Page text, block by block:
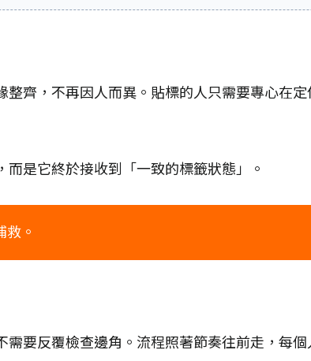
齊，不再因人而異。貼標的人只需要專心在
是它終於接收到「一致的標籤狀態」。
。
要反覆檢查邊角。流程照著節奏往前走，每個